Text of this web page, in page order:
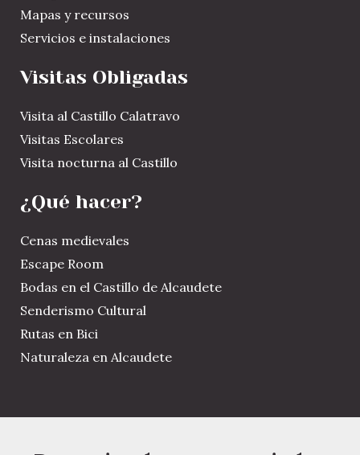
Mapas y recursos
Servicios e instalaciones
Visitas Obligadas
Visita al Castillo Calatravo
Visitas Escolares
Visita nocturna al Castillo
¿Qué hacer?
Cenas medievales
Escape Room
Bodas en el Castillo de Alcaudete
Senderismo Cultural
Rutas en Bici
Naturaleza en Alcaudete